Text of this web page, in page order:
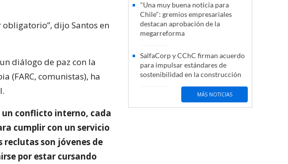
dijo Santos en
diálogo de paz con la
(FARC, comunistas), ha
un conflicto interno, cada
cumplir con un servicio
reclutas son jóvenes de
por estar cursando
"Una muy buena noticia para
Chile": gremios empresariales
destacan aprobación de la
megarreforma
SalfaCorp y CChC firman acuerdo
para impulsar estándares de
sostenibilidad en la construcción
MÁS NOTICIAS